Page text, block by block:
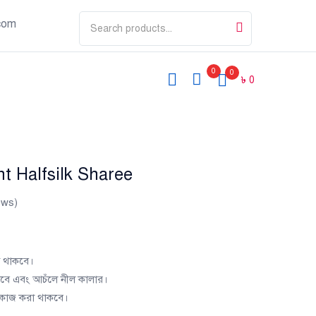
0 0
৳ 0
Halfsilk Sharee
এবং আচঁলে নীল কালার।
করা থাকবে।